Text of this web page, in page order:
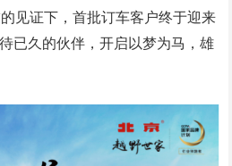
见证下，首批订车客户终于迎来
已久的伙伴，开启以梦为马，雄